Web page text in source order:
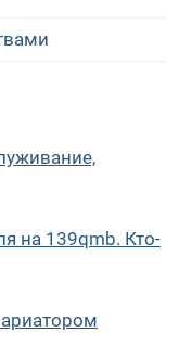
на 139qmb. Кто-